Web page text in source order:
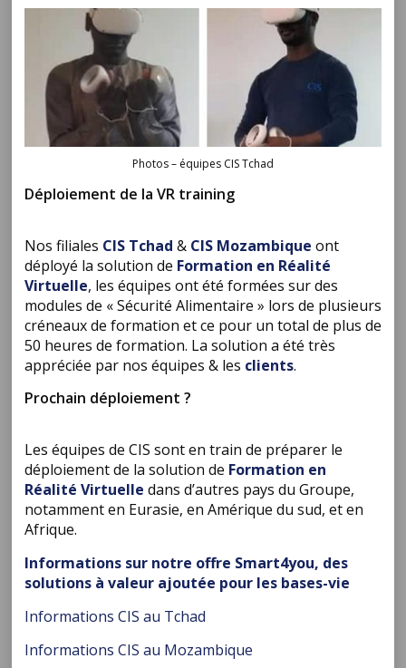
Photos – équipes CIS Tchad
Déploiement de la VR training
Nos filiales CIS Tchad & CIS Mozambique ont
déployé la solution de Formation en Réalité
Virtuelle, les équipes ont été formées sur des
modules de « Sécurité Alimentaire » lors de plusieurs
créneaux de formation et ce pour un total de plus de
50 heures de formation. La solution a été très
appréciée par nos équipes & les clients.
Prochain déploiement ?
Les équipes de CIS sont en train de préparer le
déploiement de la solution de Formation en
Réalité Virtuelle dans d’autres pays du Groupe,
notamment en Eurasie, en Amérique du sud, et en
Afrique.
Informations sur notre offre Smart4you, des
solutions à valeur ajoutée pour les bases-vie
Informations CIS au Tchad
Informations CIS au Mozambique